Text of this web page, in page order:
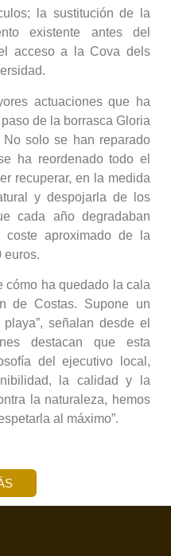
la sustitución de la
existente antes del
acceso a la Cova dels
actuaciones que ha
de la borrasca Gloria
solo se han reparado
ha reordenado todo el
recuperar, en la medida
y despojarla de los
cada año degradaban
aproximado de la
euros.
cómo ha quedado la cala
de Costas. Supone un
señalan desde el
destacan que esta
del ejecutivo local,
la calidad y la
la naturaleza, hemos
al máximo”.